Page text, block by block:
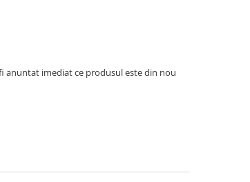
anuntat imediat ce produsul este din nou